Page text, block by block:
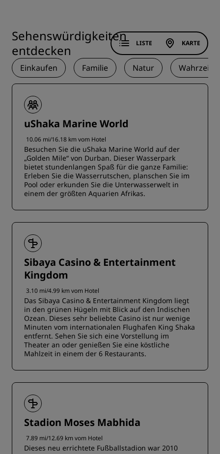
Sehenswürdigkeiten
entdecken
Einkaufen Familie Natur
LISTE KARTE
uShaka Marine World
10.06 mi/16.18 km vom Hotel
Besuchen Sie die uShaka Marine World auf der
„Golden Mile“ von Durban. Dieser Wasserpark
bietet stundenlangen Spaß für die ganze Familie:
Erleben Sie die Wasserrutschen, planschen Sie im
Pool oder erkunden Sie die Unterwasserwelt in
einem der größten Aquarien Afrikas.
Sibaya Casino & Entertainment
Kingdom
3.10 mi/4.99 km vom Hotel
Das Sibaya Casino & Entertainment Kingdom liegt
in den grünen Hügeln mit Blick auf den Indischen
Ozean. Dieses sehr beliebte Casino ist nur wenige
Minuten vom internationalen Flughafen King Shaka
entfernt. Sehen Sie sich eine Vorstellung im
Theater an oder genießen Sie eine köstliche
Mahlzeit in einem der 6 Restaurants.
Stadion Moses Mabhida
7.89 mi/12.69 km vom Hotel
Dieses neu errichtete Fußballstadion war 2010